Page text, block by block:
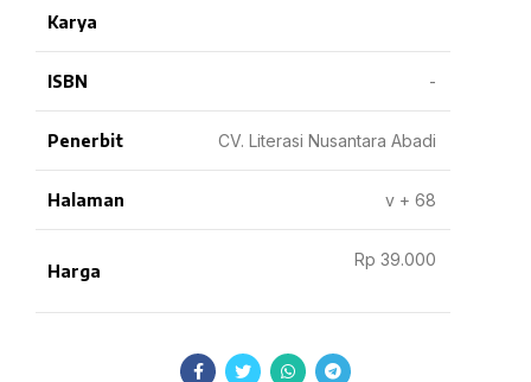
Karya
ISBN -
Penerbit CV. Literasi Nusantara Abadi
Halaman v + 68
Harga
Rp 39.000